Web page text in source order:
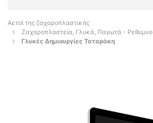
Αετοί της ζαχαροπλαστικής
Ζαχαροπλαστεία, Γλυκά, Παγωτά - Ρεθυμνο
Γλυκές Δημιουργίες Ταταράκη